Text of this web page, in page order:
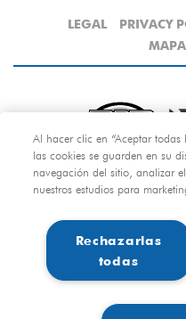
LEGAL PRIVACY
Copyright © 2011-2018
P.IVA
Web Interface
Al hacer clic en “Aceptar
las cookies se guarden en su
navegación del sitio, analizar
nuestros estudios para
Rechazarlas
todas